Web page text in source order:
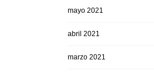
mayo 2021
abril 2021
marzo 2021